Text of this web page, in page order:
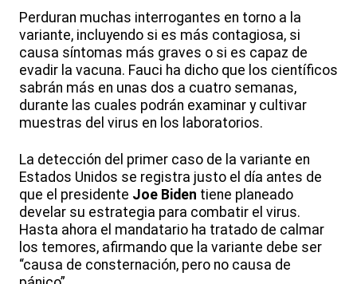
Perduran muchas interrogantes en torno a la
variante, incluyendo si es más contagiosa, si
causa síntomas más graves o si es capaz de
evadir la vacuna. Fauci ha dicho que los científicos
sabrán más en unas dos a cuatro semanas,
durante las cuales podrán examinar y cultivar
muestras del virus en los laboratorios.
La detección del primer caso de la variante en
Estados Unidos se registra justo el día antes de
que el presidente Joe Biden tiene planeado
develar su estrategia para combatir el virus.
Hasta ahora el mandatario ha tratado de calmar
los temores, afirmando que la variante debe ser
“causa de consternación, pero no causa de